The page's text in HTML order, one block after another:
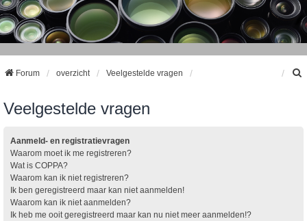
Forum overzicht Veelgestelde vragen
Veelgestelde vragen
Aanmeld- en registratievragen
Waarom moet ik me registreren?
Wat is COPPA?
Waarom kan ik niet registreren?
Ik ben geregistreerd maar kan niet aanmelden!
Waarom kan ik niet aanmelden?
Ik heb me ooit geregistreerd maar kan nu niet meer aanmelden!?